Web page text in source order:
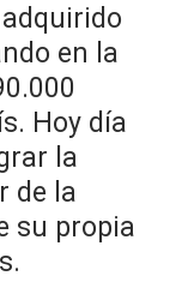
en la
Hoy día
la
de la
su propia